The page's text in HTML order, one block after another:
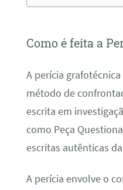
Como é feita a
A perícia
método de
escrita em
como Peça
escritas autênticas
A perícia envolve o